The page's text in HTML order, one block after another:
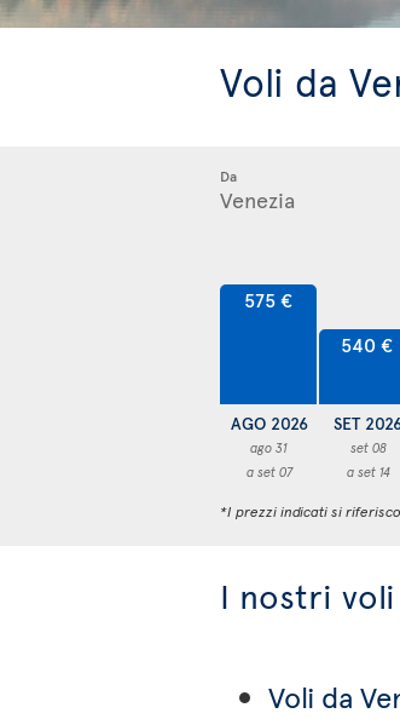
Voli da
Da
575 €
AGO 2026
ago 31
a set 07
540 €
SET
set 08
a set 14
*I prezzi indicati si
I nostri
Voli da